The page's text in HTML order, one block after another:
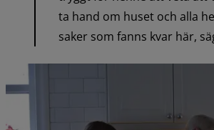
ta hand om huset och alla
saker som fanns kvar här,